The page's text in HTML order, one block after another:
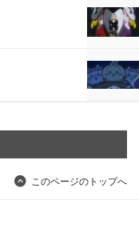
このページのトップへ